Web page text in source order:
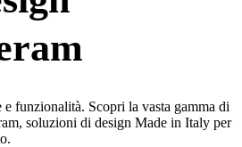
funzionalità. Scopri la vasta gamma di
soluzioni di design Made in Italy per